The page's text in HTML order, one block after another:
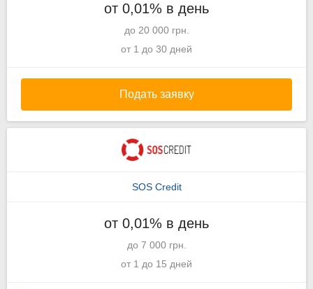
от 0,01% в день
до 20 000 грн.
от 1 до 30 дней
Подать заявку
SOS Credit
от 0,01% в день
до 7 000 грн.
от 1 до 15 дней